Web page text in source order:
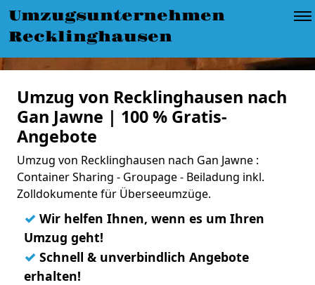
Umzugsunternehmen
Recklinghausen
Umzug von Recklinghausen nach
Gan Jawne | 100 % Gratis-
Angebote
Umzug von Recklinghausen nach Gan Jawne :
Container Sharing - Groupage - Beiladung inkl.
Zolldokumente für Überseeumzüge.
✓ Wir helfen Ihnen, wenn es um Ihren
Umzug geht!
✓ Schnell & unverbindlich Angebote
erhalten!